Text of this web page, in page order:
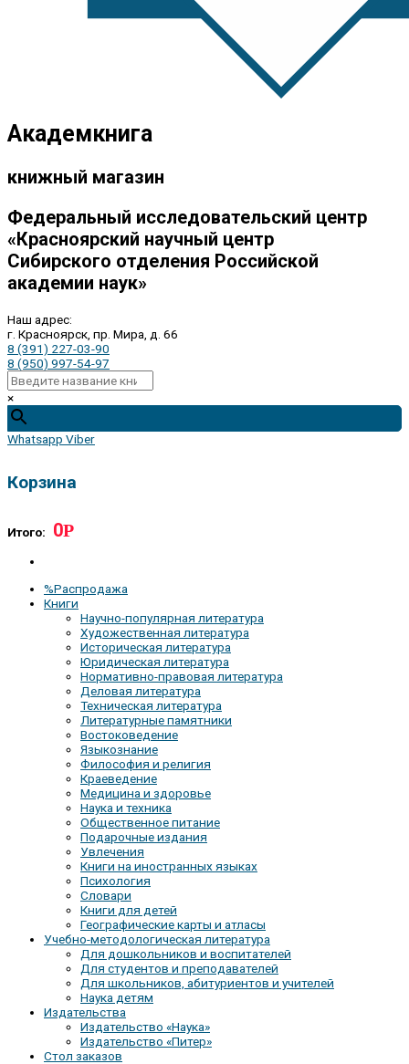
Академкнига
книжный магазин
Федеральный исследовательский центр
«Красноярский научный центр
Сибирского отделения Российской
академии наук»
Наш адрес:
г. Красноярск, пр. Мира, д. 66
8 (391) 227-03-90
8 (950) 997-54-97
×
Whatsapp Viber
Корзина
Итого: 0Р
%Распродажа
Книги
Научно-популярная литература
Художественная литература
Историческая литература
Юридическая литература
Нормативно-правовая литература
Деловая литература
Техническая литература
Литературные памятники
Востоковедение
Языкознание
Философия и религия
Краеведение
Медицина и здоровье
Наука и техника
Общественное питание
Подарочные издания
Увлечения
Книги на иностранных языках
Психология
Словари
Книги для детей
Географические карты и атласы
Учебно-методологическая литература
Для дошкольников и воспитателей
Для студентов и преподавателей
Для школьников, абитуриентов и учителей
Наука детям
Издательства
Издательство «Наука»
Издательство «Питер»
Стол заказов